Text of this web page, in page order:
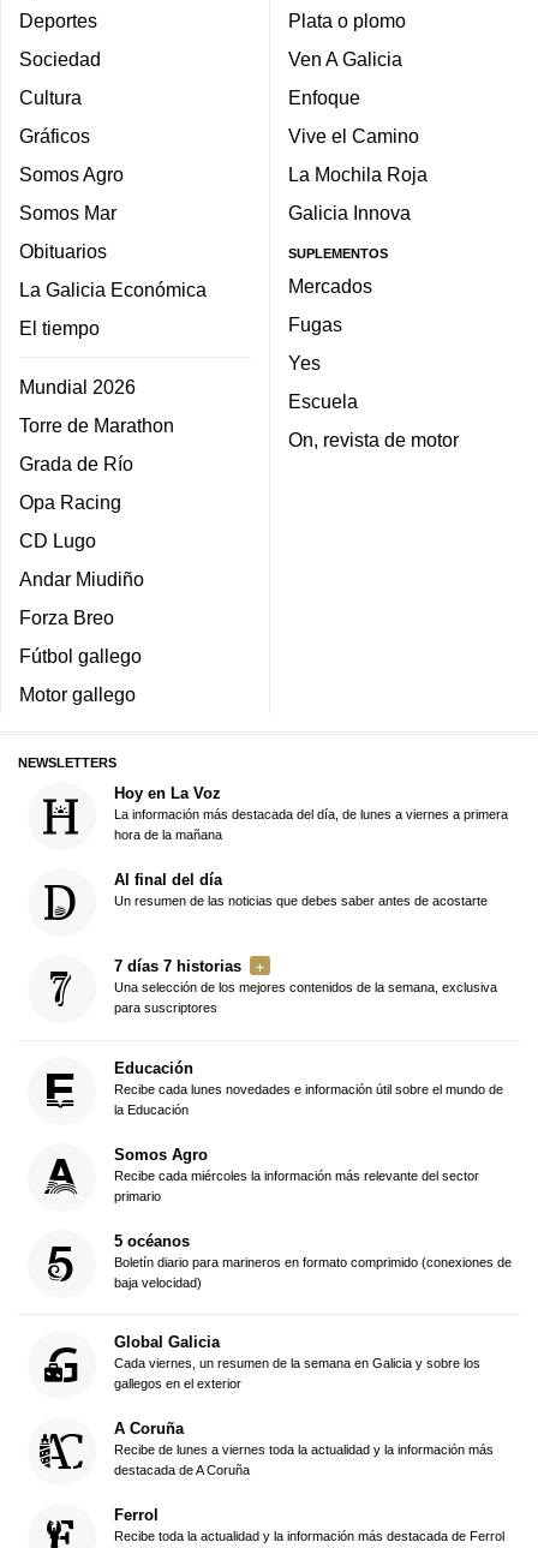
Deportes
Sociedad
Cultura
Gráficos
Somos Agro
Somos Mar
Obituarios
La Galicia Económica
El tiempo
Mundial 2026
Torre de Marathon
Grada de Río
Opa Racing
CD Lugo
Andar Miudiño
Forza Breo
Fútbol gallego
Motor gallego
Plata o plomo
Ven A Galicia
Enfoque
Vive el Camino
La Mochila Roja
Galicia Innova
SUPLEMENTOS
Mercados
Fugas
Yes
Escuela
On, revista de motor
NEWSLETTERS
Hoy en La Voz
La información más destacada del día, de lunes a viernes a primera
hora de la mañana
Al final del día
Un resumen de las noticias que debes saber antes de acostarte
7 días 7 historias
Una selección de los mejores contenidos de la semana, exclusiva
para suscriptores
Educación
Recibe cada lunes novedades e información útil sobre el mundo de
la Educación
Somos Agro
Recibe cada miércoles la información más relevante del sector
primario
5 océanos
Boletín diario para marineros en formato comprimido (conexiones de
baja velocidad)
Global Galicia
Cada viernes, un resumen de la semana en Galicia y sobre los
gallegos en el exterior
A Coruña
Recibe de lunes a viernes toda la actualidad y la información más
destacada de A Coruña
Ferrol
Recibe toda la actualidad y la información más destacada de Ferrol